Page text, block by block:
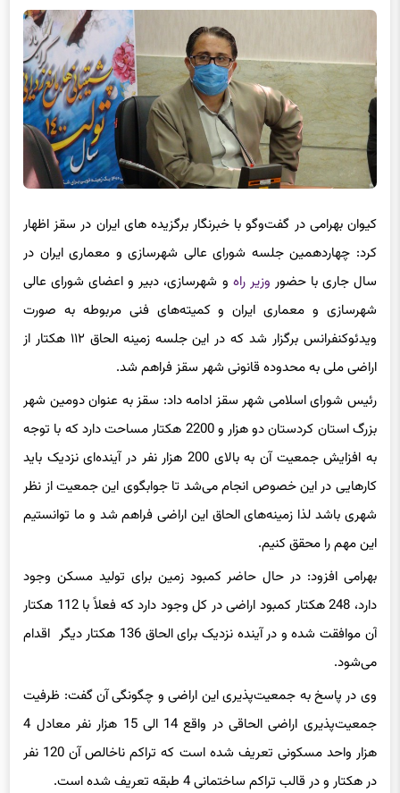
کیوان بهرامی در گفت‌وگو با خبرنگار برگزیده های ایران در سقز اظهار
کرد: چهاردهمین جلسه شورای عالی شهرسازی و معماری ایران در
سال جاری با حضور وزیر راه و شهرسازی، دبیر و اعضای شورای عالی
شهرسازی و معماری ایران و کمیته‌های فنی مربوطه به‌ صورت
ویدئوکنفرانس برگزار شد که در این جلسه زمینه الحاق ۱۱۲ هکتار از
اراضی ملی به محدوده قانونی شهر سقز فراهم شد.
رئیس شورای اسلامی شهر سقز ادامه داد: سقز به‌ عنوان دومین شهر
بزرگ استان کردستان دو هزار و 2200 هکتار مساحت دارد که با توجه
به افزایش جمعیت آن به بالای 200 هزار نفر در آینده‌ای نزدیک باید
کارهایی در این خصوص انجام می‌شد تا جوابگوی این جمعیت از نظر
شهری باشد لذا زمینه‌های الحاق این اراضی فراهم‌ شد و ما توانستیم
این مهم را محقق کنیم.
بهرامی افزود: در حال حاضر کمبود زمین برای تولید مسکن وجود
دارد، 248 هکتار کمبود اراضی در کل وجود دارد که فعلاً با 112 هکتار
آن موافقت شده و در آینده نزدیک برای الحاق 136 هکتار دیگر اقدام
می‌شود.
وی در پاسخ به جمعیت‌پذیری این اراضی و چگونگی آن گفت: ظرفیت
جمعیت‌پذیری اراضی الحاقی در واقع 14 الی 15 هزار نفر معادل 4
هزار واحد مسکونی تعریف‌ شده است که تراکم ناخالص آن 120 نفر
در هکتار و در قالب تراکم ساختمانی 4 طبقه تعریف‌ شده است.